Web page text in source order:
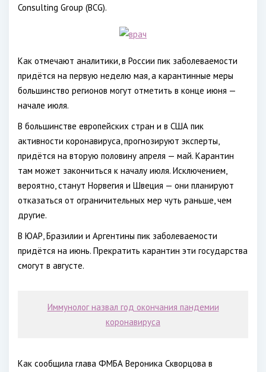
Consulting Group (BCG).
Как отмечают аналитики, в России пик заболеваемости
придётся на первую неделю мая, а карантинные меры
большинство регионов могут отметить в конце июня —
начале июля.
В большинстве европейских стран и в США пик
активности коронавируса, прогнозируют эксперты,
придётся на вторую половину апреля — май. Карантин
там может закончиться к началу июля. Исключением,
вероятно, станут Норвегия и Швеция — они планируют
отказаться от ограничительных мер чуть раньше, чем
другие.
В ЮАР, Бразилии и Аргентины пик заболеваемости
придётся на июнь. Прекратить карантин эти государства
смогут в августе.
Иммунолог назвал год окончания пандемии
коронавируса
Как сообщила глава ФМБА Вероника Скворцова в